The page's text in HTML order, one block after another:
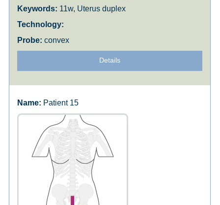
11w, Uterus duplex
convex
Details
Patient 15